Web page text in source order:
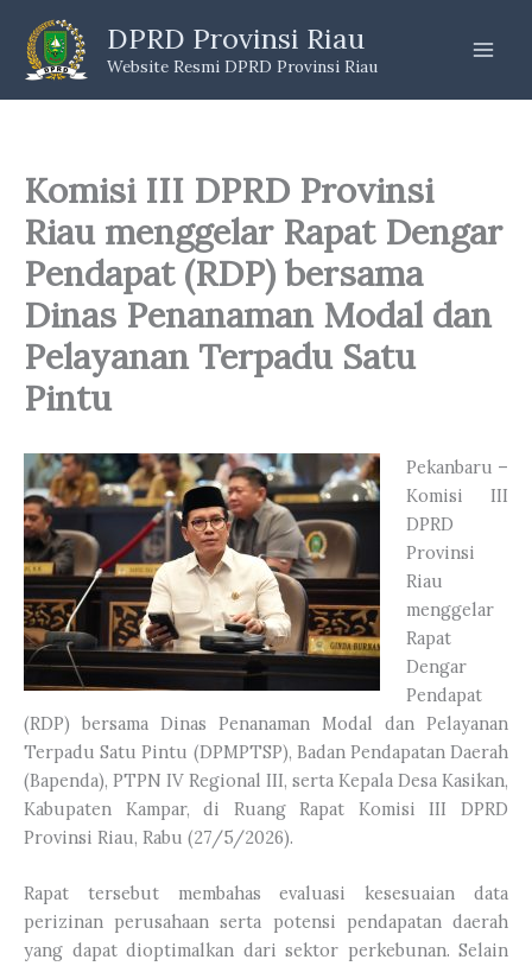
content
DPRD Provinsi Riau
Website Resmi DPRD Provinsi Riau
Komisi III DPRD Provinsi
Riau menggelar Rapat Dengar
Pendapat (RDP) bersama
Dinas Penanaman Modal dan
Pelayanan Terpadu Satu
Pintu
Pekanbaru –
Komisi III
DPRD
Provinsi
Riau
menggelar
Rapat
Dengar
Pendapat
(RDP) bersama Dinas Penanaman Modal dan Pelayanan
Terpadu Satu Pintu (DPMPTSP), Badan Pendapatan Daerah
(Bapenda), PTPN IV Regional III, serta Kepala Desa Kasikan,
Kabupaten Kampar, di Ruang Rapat Komisi III DPRD
Provinsi Riau, Rabu (27/5/2026).
Rapat tersebut membahas evaluasi kesesuaian data
perizinan perusahaan serta potensi pendapatan daerah
yang dapat dioptimalkan dari sektor perkebunan. Selain